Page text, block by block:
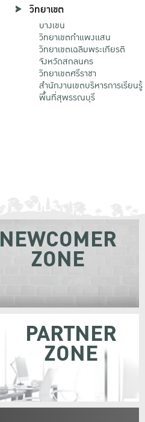
วิทยาเขต
บางเขน
วิทยาเขตกําแพงแสน
วิทยาเขตเฉลิมพระเกียรติ
จังหวัดสกลนคร
วิทยาเขตศรีราชา
สำนักงานเขตบริหารการเรียนรู้
พื้นที่สุพรรณบุรี
NEWCOMER
ZONE
PARTNER
ZONE